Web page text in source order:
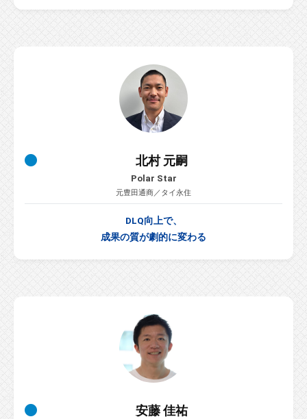
北村 元嗣
Polar Star
元豊田通商／タイ永住
DLQ向上で、
成果の質が劇的に変わる
安藤 佳祐